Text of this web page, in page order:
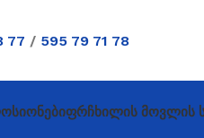
77 / 595 79 71 78
Ფრჩხილის Მოვლის